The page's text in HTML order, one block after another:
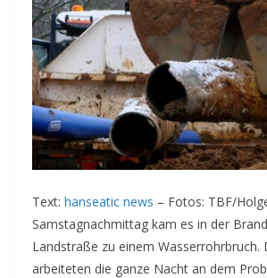
Text: hanseatic news – Fotos: TBF/
Samstagnachmittag kam es in der
Landstraße zu einem Wasserrohrbruch.
arbeiteten die ganze Nacht an dem